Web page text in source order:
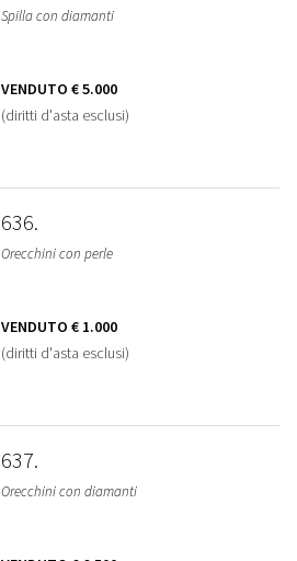
Spilla con diamanti
VENDUTO € 5.000
(diritti d'asta esclusi)
636
Orecchini con perle
VENDUTO € 1.000
(diritti d'asta esclusi)
637
Orecchini con diamanti